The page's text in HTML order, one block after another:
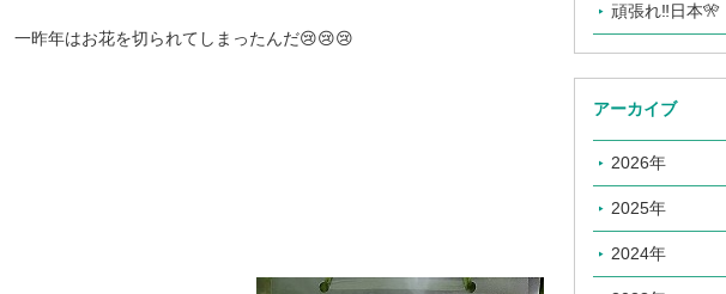
年はお花を切られてしまったんだ😢😢😢
頑張れ‼️日本🎌
アーカイブ
2026年
2025年
2024年